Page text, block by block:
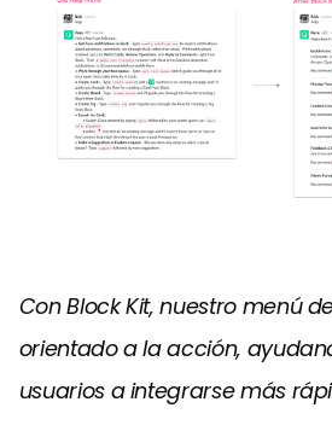
Con Block Kit, nuestro menú
orientado a la acción,
usuarios a integrarse más